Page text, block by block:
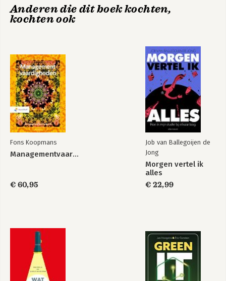
Superluisteren
Bekijk alle boeken
Anderen die dit boek kochten,
kochten ook
Fons Koopmans
Managementvaardigheden
€ 60,95
Job van Ballegoijen de
Jong
Morgen vertel ik
alles
€ 22,99